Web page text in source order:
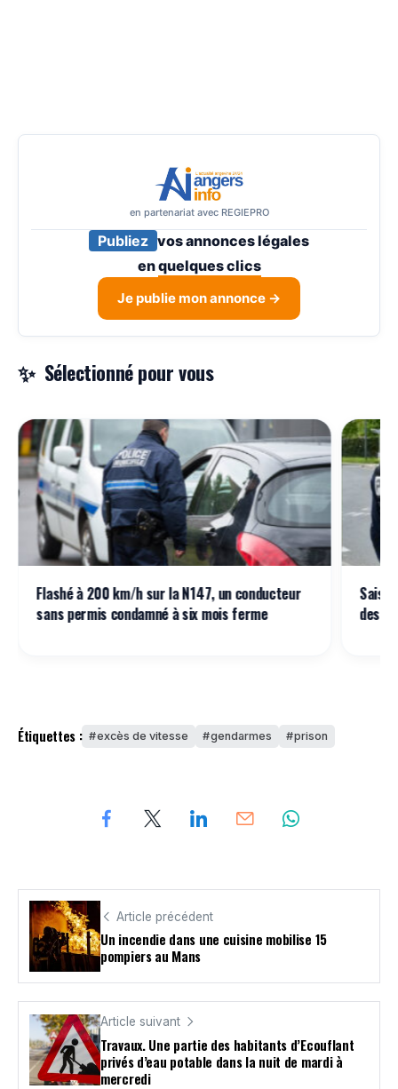
en partenariat avec REGIEPRO
Publiez vos annonces légales
enquelques clics
Je publie mon annonce →
Sélectionné pour vous
Flashé à 200 km/h sur la N147, un conducteur
sans permis condamné à six mois ferme
des
Étiquettes : excès de vitesse gendarmes prison
Article précédent
Un incendie dans une cuisine mobilise 15
pompiers au Mans
Article suivant
Travaux. Une partie des habitants d’Ecouflant
privés d’eau potable dans la nuit de mardi à
mercredi